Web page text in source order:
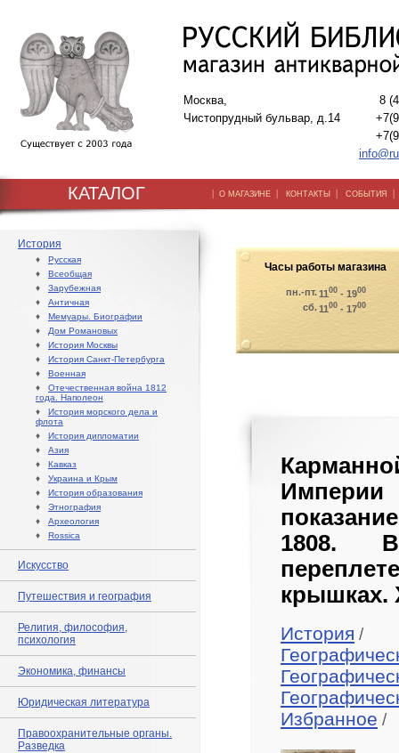
Москва,
Чистопрудный бульвар, д.14
8
КАТАЛОГ | О МАГАЗИНЕ | КОНТАКТЫ | СОБЫТИЯ
История
♦ Русская
♦ Всеобщая
♦ Зарубежная
♦ Античная
♦ Мемуары. Биографии
♦ Дом Романовых
♦ История Москвы
♦ История Санкт-Петербурга
♦ Военная
♦ Отечественная война 1812
года. Наполеон
♦ История морского дела и
флота
♦ История дипломатии
♦ Азия
♦ Кавказ
♦ Украина и Крым
♦ История образования
♦ Этнография
♦ Археология
♦ Rossica
Искусство
Путешествия и география
Религия, философия,
психология
Экономика, финансы
Юридическая литература
Правоохранительные органы.
Разведка
Часы работы магазина
пн.-пт.1100 - 1900
сб.1100 - 1700
1808. В
крышках.
История /
Избранное /